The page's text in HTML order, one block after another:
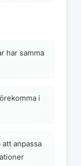
har samma
i
anpassa